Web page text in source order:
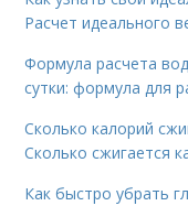
Расчет идеального
Формула расчета
сутки: формула для
Сколько калорий
Сколько сжигается
Как быстро убрать